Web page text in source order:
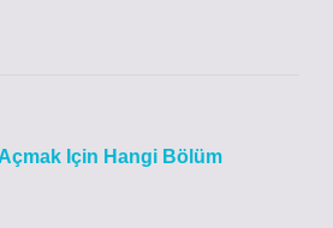
Için Hangi Bölüm